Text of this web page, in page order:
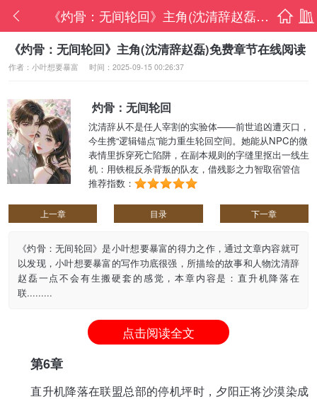
《灼骨：无间轮回》主角(沈清辞赵磊)免费章节
首页 书架
《灼骨：无间轮回》主角(沈清辞赵磊)免费章节在线阅读
作者：小叶想要暴富 时间：2025-09-15 00:26:37
灼骨：无间轮回
沈清辞从不是任人宰割的实验体——前世追凶遭灭口，
今生携“逻辑锚点”能力重生轮回空间。她能从NPC的微
表情里拆穿死亡陷阱，在副本规则的字缝里抠出一线生
机：用铁棍反杀背叛的队友，借残影之力智取宿管信
任，拿赤瞳核心与“深渊”首领博弈。当七颗核心集齐，
推荐指数：
上一章 目录 下一章
《灼骨：无间轮回》是小叶想要暴富的得力之作，通过文章内容就可
以发现，小叶想要暴富的写作功底很强，所描绘的故事和人物沈清辞
赵磊一点不会有生搬硬套的感觉，本章内容是：直升机降落在
联.........
点击阅读全文
第6章
直升机降落在联盟总部的停机坪时，夕阳正将沙漠染成